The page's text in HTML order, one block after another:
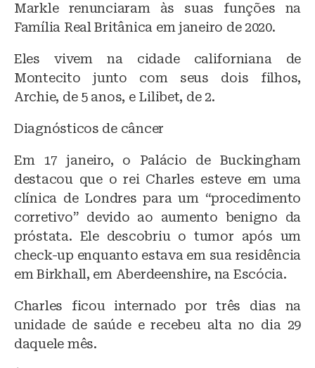
Markle renunciaram às suas funções na
Família Real Britânica em janeiro de 2020.
Eles vivem na cidade californiana de
Montecito junto com seus dois filhos,
Archie, de 5 anos, e Lilibet, de 2.
Diagnósticos de câncer
Em 17 janeiro, o Palácio de Buckingham
destacou que o rei Charles esteve em uma
clínica de Londres para um “procedimento
corretivo” devido ao aumento benigno da
próstata. Ele descobriu o tumor após um
check-up enquanto estava em sua residência
em Birkhall, em Aberdeenshire, na Escócia.
Charles ficou internado por três dias na
unidade de saúde e recebeu alta no dia 29
daquele mês.